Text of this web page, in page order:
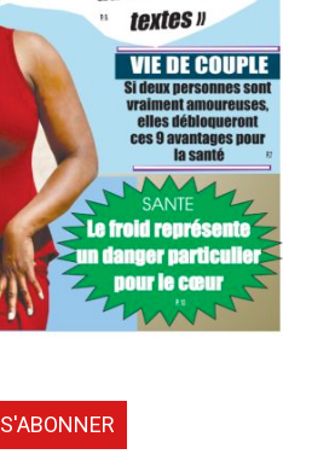
S'ABONNER